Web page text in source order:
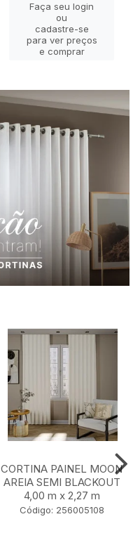
Faça seu login
ou
cadastre-se
para ver preços
e comprar
CORTINA PAINEL MOON
AREIA SEMI BLACKOUT
4,00 m x 2,27 m
Código: 256005108